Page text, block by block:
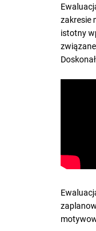
zakresie
istotny